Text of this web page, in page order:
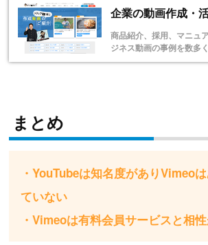
企業の動画作成・
商品紹介、採用、マニュ
ジネス動画の事例を数多
まとめ
・YouTubeは知名度がありVimeo
ていない
・Vimeoは有料会員サービスと相